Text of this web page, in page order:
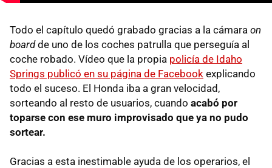
Todo el capítulo quedó grabado gracias a la cámara on
boardde uno de los coches patrulla que perseguía al
coche robado. Vídeo que la propia policía de Idaho
Springs publicó en su página de Facebook explicando
todo el suceso. El Honda iba a gran velocidad,
sorteando al resto de usuarios, cuando acabó por
toparse con ese muro improvisado que ya no pudo
sortear.
Gracias a esta inestimable ayuda de los operarios, el